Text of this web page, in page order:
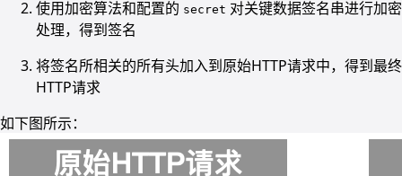
使用加密算法和配置的 secret 对关键数据签名串进行加密
处理，得到签名
将签名所相关的所有头加入到原始HTTP请求中，得到最终
HTTP请求
如下图所示：